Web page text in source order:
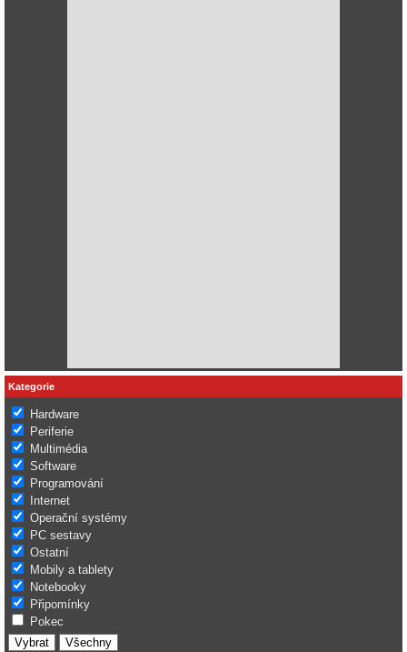
Kategorie
Hardware
Periferie
Multimédia
Software
Programování
Internet
Operační systémy
PC sestavy
Ostatní
Mobily a tablety
Notebooky
Připomínky
Pokec